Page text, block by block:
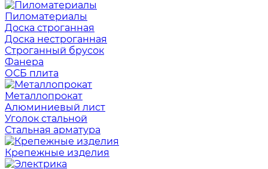
Пиломатериалы
Доска строганная
Доска нестроганная
Строганный брусок
Фанера
ОСБ плита
Металлопрокат
Алюминиевый лист
Уголок стальной
Стальная арматура
Крепежные изделия